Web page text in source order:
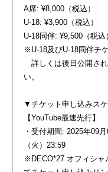
A席: ¥8,000（税込）
U-18: ¥3,900（税込）
U-18同伴: ¥9,500（税込
※U-18及びU-18同伴チ
詳しくは後日公開さ
い。
▼チケット申し込みス
【YouTube最速先行】
・受付期間: 2025年09
（火）23:59
※DECO*27 オフィシャ